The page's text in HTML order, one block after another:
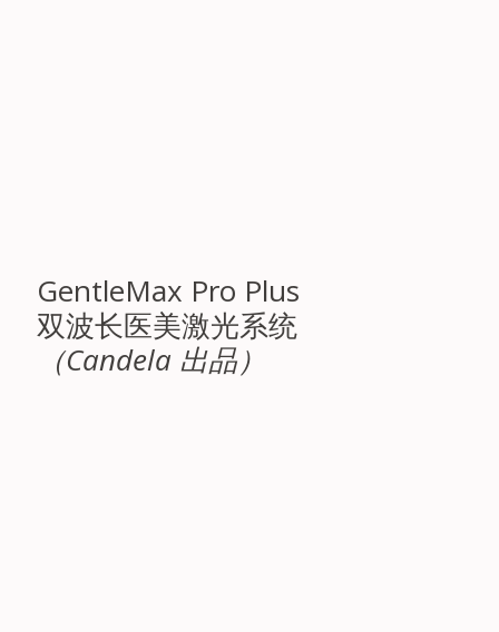
GentleMax Pro Plus
双波长医美激光系统
（Candela 出品）